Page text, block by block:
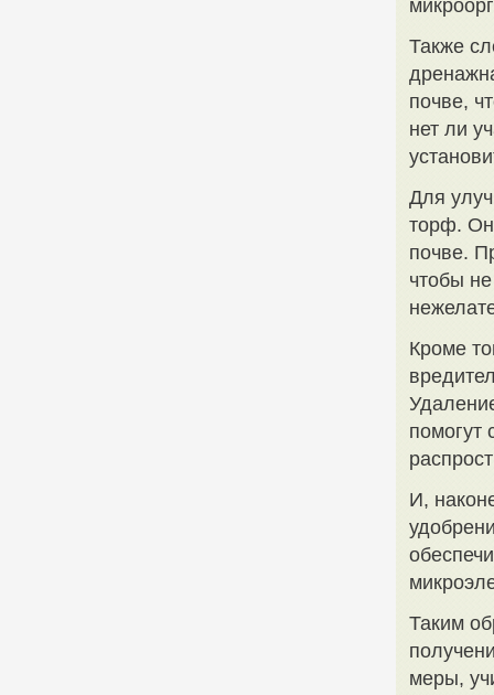
Также
почве,
нет ли
Для
торф.
почве.
чтобы
Кроме
помогут
И,
Таким
меры,